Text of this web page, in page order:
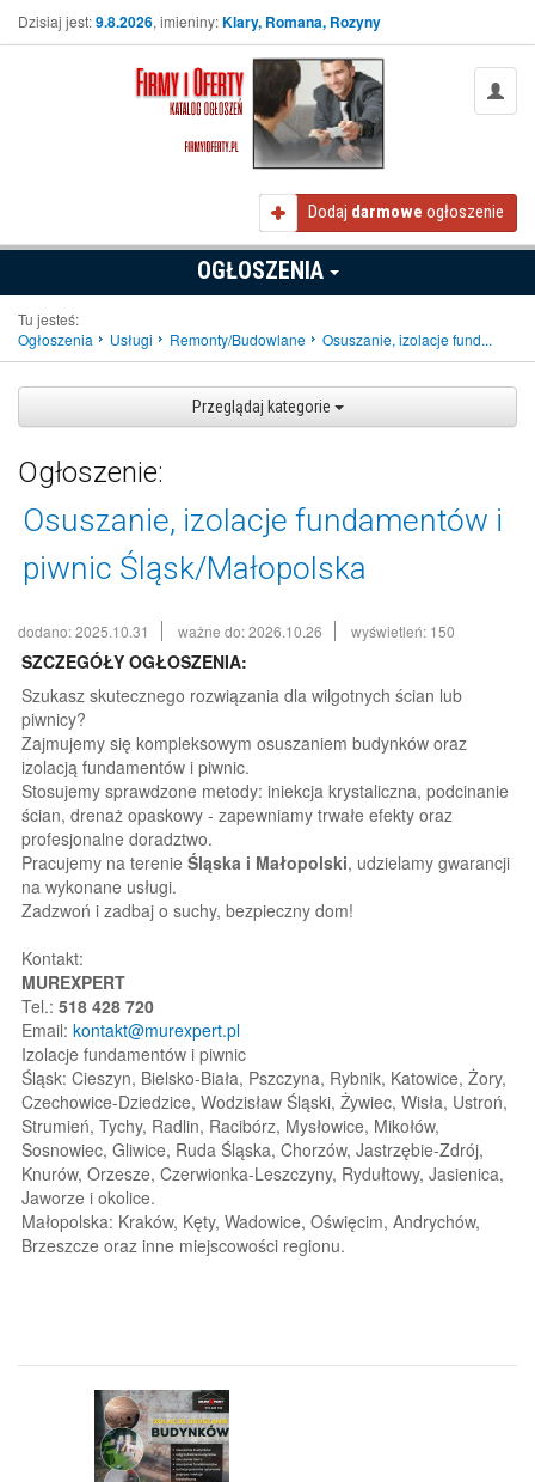
Dzisiaj jest:9.8.2026, imieniny:Klary, Romana, Rozyny
Dodaj darmowe ogłoszenie
OGŁOSZENIA
Tu jesteś:
Ogłoszenia
Usługi Remonty/Budowlane Osuszanie, izolacje fund...
Przeglądaj kategorie
Ogłoszenie:
Osuszanie, izolacje fundamentów i
piwnic Śląsk/Małopolska
dodano: 2025.10.31 ważne do: 2026.10.26 wyświetleń: 150
SZCZEGÓŁY OGŁOSZENIA:
Szukasz skutecznego rozwiązania dla wilgotnych ścian lub
piwnicy?
Zajmujemy się kompleksowym osuszaniem budynków oraz
izolacją fundamentów i piwnic.
Stosujemy sprawdzone metody: iniekcja krystaliczna, podcinanie
ścian, drenaż opaskowy - zapewniamy trwałe efekty oraz
profesjonalne doradztwo.
Pracujemy na terenie Śląska i Małopolski, udzielamy gwarancji
na wykonane usługi.
Zadzwoń i zadbaj o suchy, bezpieczny dom!
Kontakt:
MUREXPERT
Tel.: 518 428 720
Email: kontakt@murexpert.pl
Izolacje fundamentów i piwnic
Śląsk: Cieszyn, Bielsko-Biała, Pszczyna, Rybnik, Katowice, Żory,
Czechowice-Dziedzice, Wodzisław Śląski, Żywiec, Wisła, Ustroń,
Strumień, Tychy, Radlin, Racibórz, Mysłowice, Mikołów,
Sosnowiec, Gliwice, Ruda Śląska, Chorzów, Jastrzębie-Zdrój,
Knurów, Orzesze, Czerwionka-Leszczyny, Rydułtowy, Jasienica,
Jaworze i okolice.
Małopolska: Kraków, Kęty, Wadowice, Oświęcim, Andrychów,
Brzeszcze oraz inne miejscowości regionu.